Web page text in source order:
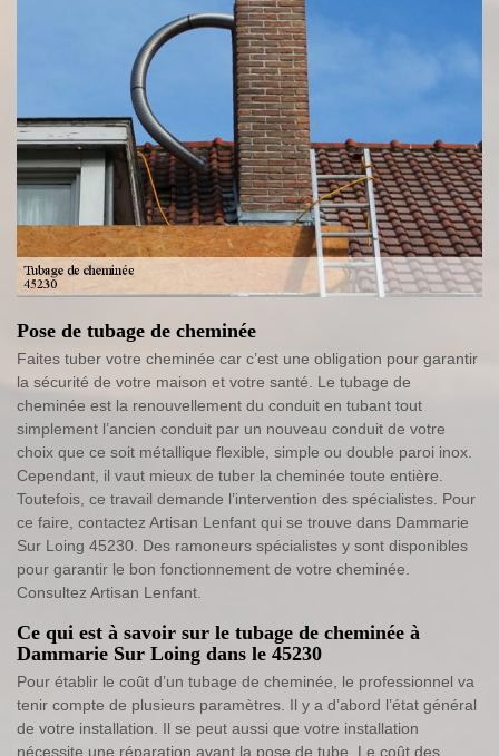
Pose de tubage de cheminée
Faites tuber votre cheminée car c’est une obligation pour garantir
la sécurité de votre maison et votre santé. Le tubage de
cheminée est la renouvellement du conduit en tubant tout
simplement l’ancien conduit par un nouveau conduit de votre
choix que ce soit métallique flexible, simple ou double paroi inox.
Cependant, il vaut mieux de tuber la cheminée toute entière.
Toutefois, ce travail demande l’intervention des spécialistes. Pour
ce faire, contactez Artisan Lenfant qui se trouve dans Dammarie
Sur Loing 45230. Des ramoneurs spécialistes y sont disponibles
pour garantir le bon fonctionnement de votre cheminée.
Consultez Artisan Lenfant.
Ce qui est à savoir sur le tubage de cheminée à
Dammarie Sur Loing dans le 45230
Pour établir le coût d’un tubage de cheminée, le professionnel va
tenir compte de plusieurs paramètres. Il y a d’abord l’état général
de votre installation. Il se peut aussi que votre installation
nécessite une réparation avant la pose de tube. Le coût des